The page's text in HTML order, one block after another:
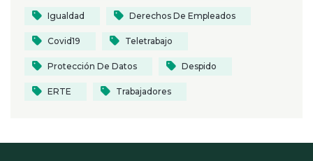
Igualdad Derechos De Empleados
Covid19 Teletrabajo
Protección De Datos Despido
ERTE Trabajadores